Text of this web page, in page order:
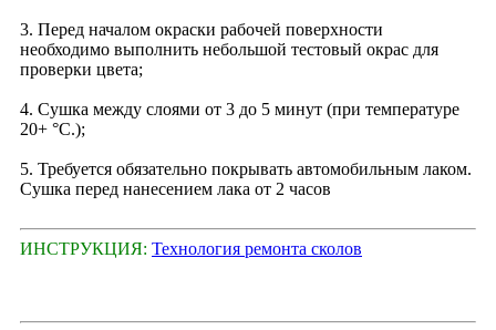
3. Перед началом окраски рабочей поверхности
необходимо выполнить небольшой тестовый окрас для
проверки цвета;
4. Сушка между слоями от 3 до 5 минут (при температуре
20+ °С.);
5. Требуется обязательно покрывать автомобильным лаком.
Сушка перед нанесением лака от 2 часов
ИНСТРУКЦИЯ: Технология ремонта сколов